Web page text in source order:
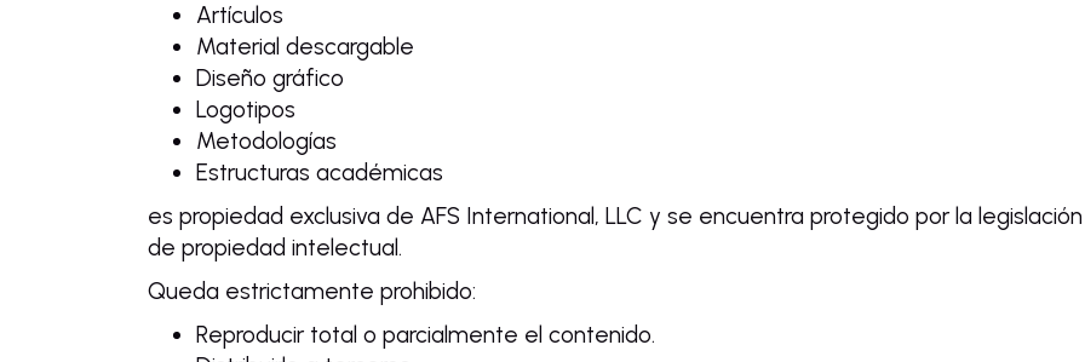
Artículos
Material descargable
Diseño gráfico
Logotipos
Metodologías
Estructuras académicas
es propiedad exclusiva de AFS International, LLC y se encuentra protegido por la
de propiedad intelectual.
Queda estrictamente prohibido:
Reproducir total o parcialmente el contenido.